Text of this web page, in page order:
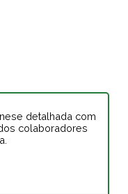
detalhada com
colaboradores